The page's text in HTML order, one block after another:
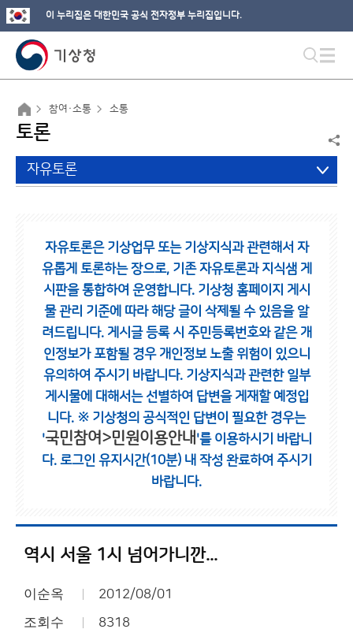
이 누리집은 대한민국 공식 전자정부 누리집입니다.
참여·소통 소통
토론
자유토론
자유토론은 기상업무 또는 기상지식과 관련해서 자
유롭게 토론하는 장으로, 기존 자유토론과 지식샘 게
시판을 통합하여 운영합니다. 기상청 홈페이지 게시
물 관리 기준에 따라 해당 글이 삭제될 수 있음을 알
려드립니다. 게시글 등록 시 주민등록번호와 같은 개
인정보가 포함될 경우 개인정보 노출 위험이 있으니
유의하여 주시기 바랍니다. 기상지식과 관련한 일부
게시물에 대해서는 선별하여 답변을 게재할 예정입
니다. ※ 기상청의 공식적인 답변이 필요한 경우는
'국민참여>민원이용안내 '를 이용하시기 바랍니
다. 로그인 유지시간(10분) 내 작성 완료하여 주시기
바랍니다.
역시 서울 1시 넘어가니깐...
이순옥 2012/08/01
조회수 8318